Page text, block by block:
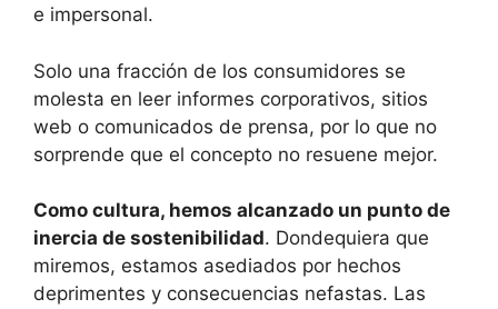
e impersonal.
Solo una fracción de los consumidores se
molesta en leer informes corporativos, sitios
web o comunicados de prensa, por lo que no
sorprende que el concepto no resuene mejor.
Como cultura, hemos alcanzado un punto de
inercia de sostenibilidad. Dondequiera que
miremos, estamos asediados por hechos
deprimentes y consecuencias nefastas. Las